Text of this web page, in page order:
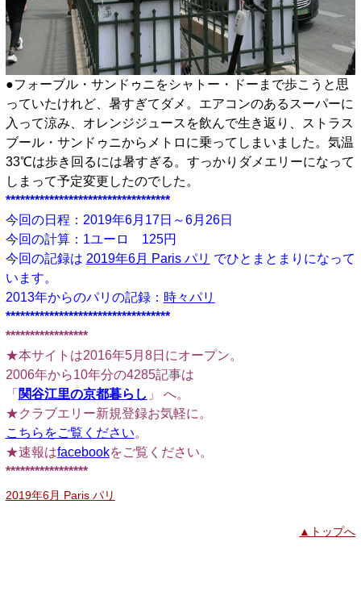
●フォーブル・サンドゥニをシャトー・ドーまで歩こうと思
っていたけれど、暑すぎてダメ。エアコンのあるスーパーに
入って涼み、オレンジジュースを飲んで生き返り、ストラス
ブール・サンドゥニからメトロに乗ってしまいました。気温
33℃は歩き回るには暑すぎる。すっかりダメエリーになって
しまって予定変更したのでした。
**********************************
今回の日程：2019年6月17日～6月26日
今回の計算：1ユーロ 125円
今回の記録は 2019年6月 Paris パリ でひとまとまりになって
います。
2013年からのパリの記録： 時々パリ
**********************************
*****************
★本サイトは2016年5月8日にオープン。
2006年から10年分の4285記事は
「 関谷江里の京都暮らし 」 へ。
★クラブエリー新規登録お気軽に。
こちらをご覧ください。
★速報はfacebookをご覧ください。
*****************
2019年6月 Paris パリ
▲トップへ